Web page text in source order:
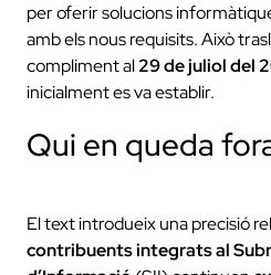
per oferir solucions
amb els nous requisits. Això
compliment al29 de juliol del
inicialment es va establir.
Qui en queda
El text introdueix una precisió
contribuents integrats al